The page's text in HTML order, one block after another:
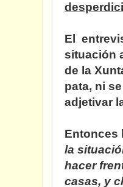
El
situación
de la
pata, ni
adjetivar
Entonces
la
hacer
casas, y